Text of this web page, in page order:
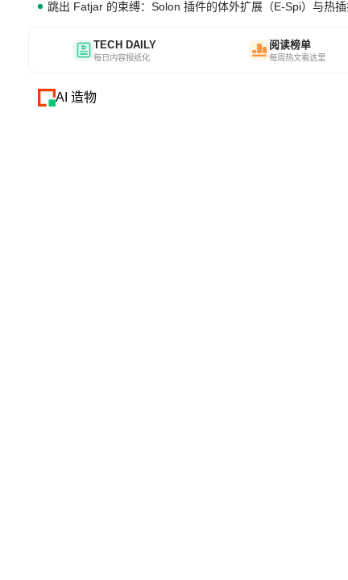
跳出 Fatjar 的束缚：Solon 插件的体外扩展（E-Spi）与热插
TECH DAILY
每日内容报纸化
阅读榜单
每周热文看这里
AI 造物